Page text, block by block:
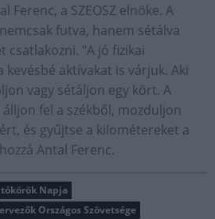
a SZEOSZ elnöke. A
futva, hanem sétálva
csatlakozni. "A jó fizikai
aktívakat is várjuk. Aki
vagy sétáljon egy kört. A
fel a székből, mozduljon
és gyűjtse a kilométereket a
Antal Ferenc.
Napja
Országos Szövetsége